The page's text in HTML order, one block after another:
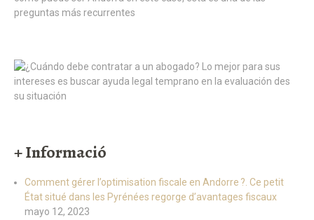
+ Informació
Comment gérer l’optimisation fiscale en Andorre ?. Ce petit
État situé dans les Pyrénées regorge d’avantages fiscaux
mayo 12, 2023